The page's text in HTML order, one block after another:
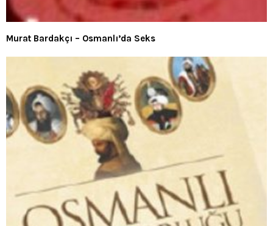
Murat Bardakçı – Osmanlı’da Seks